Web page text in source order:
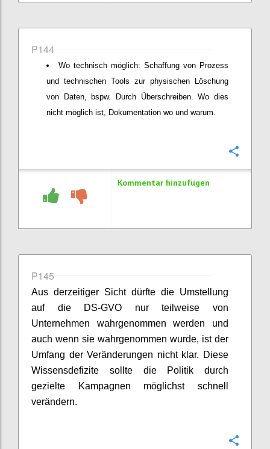
P144
Wo technisch möglich: Schaffung von Prozess
und technischen Tools zur physischen Löschung
von Daten, bspw. Durch Überschreiben. Wo dies
nicht möglich ist, Dokumentation wo und warum.
Kommentar hinzufügen
P145
Aus derzeitiger Sicht dürfte die Umstellung
auf die DS-GVO nur teilweise von
Unternehmen wahrgenommen werden und
auch wenn sie wahrgenommen wurde, ist der
Umfang der Veränderungen nicht klar. Diese
Wissensdefizite sollte die Politik durch
gezielte Kampagnen möglichst schnell
verändern.